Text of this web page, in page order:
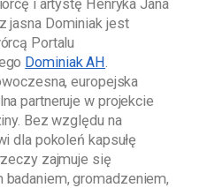
i artystę Henryka Jana
jasna Dominiak jest
Portalu
Dominiak AH
europejska
partneruje w projekcie
Bez względu na
dla pokoleń kapsułę
zajmuje się
gromadzeniem,